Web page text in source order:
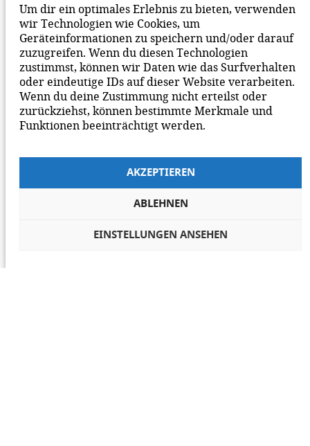
Um dir ein optimales Erlebnis zu bieten, verwenden
wir Technologien wie Cookies, um
Geräteinformationen zu speichern und/oder darauf
zuzugreifen. Wenn du diesen Technologien
zustimmst, können wir Daten wie das Surfverhalten
oder eindeutige IDs auf dieser Website verarbeiten.
Wenn du deine Zustimmung nicht erteilst oder
zurückziehst, können bestimmte Merkmale und
Funktionen beeinträchtigt werden.
AKZEPTIEREN
ABLEHNEN
EINSTELLUNGEN ANSEHEN
VORHERIGER BEITRAGNÄCHSTER BEITRAG